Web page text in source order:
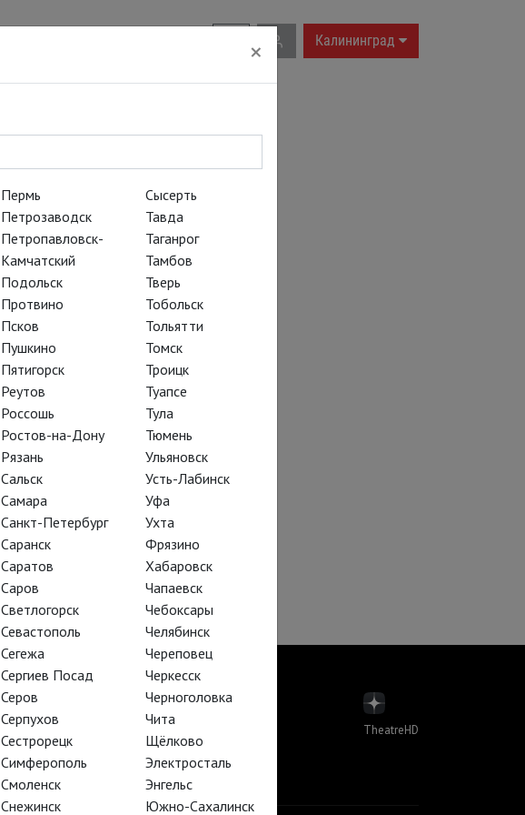
Калининград
TheatreHD Опера
TheatreHD Балет в кино
АРТ-ЛЕКТОРИЙ В КИНО
TheatreHD
×
Пермь
Петрозаводск
Петропавловск-
Камчатский
Подольск
Протвино
Псков
Пушкино
Пятигорск
Реутов
Россошь
Ростов-на-Дону
Рязань
Сальск
Самара
Санкт-Петербург
Саранск
Саратов
Саров
Светлогорск
Севастополь
Сегежа
Сергиев Посад
Серов
Серпухов
Сестрорецк
Симферополь
Смоленск
Снежинск
Сысерть
Тавда
Таганрог
Тамбов
Тверь
Тобольск
Тольятти
Томск
Троицк
Туапсе
Тула
Тюмень
Ульяновск
Усть-Лабинск
Уфа
Ухта
Фрязино
Хабаровск
Чапаевск
Чебоксары
Челябинск
Череповец
Черкесск
Черноголовка
Чита
Щёлково
Электросталь
Энгельс
Южно-Сахалинск